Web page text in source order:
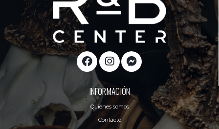
INFORMACIÓN
Quiénes somos
Contacto